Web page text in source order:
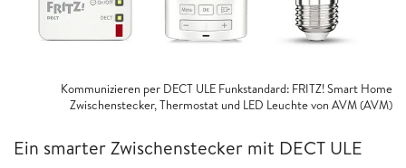
Kommunizieren per DECT ULE Funkstandard: FRITZ! Smart Home
Zwischenstecker, Thermostat und LED Leuchte von AVM (AVM)
Ein smarter Zwischenstecker mit DECT ULE